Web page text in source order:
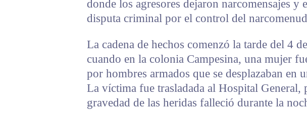
donde los agresores dejaron narcomensajes y
disputa criminal por el control del
La cadena de hechos comenzó la tarde del 4
cuando en la colonia Campesina, una mujer
por hombres armados que se desplazaban en
La víctima fue trasladada al Hospital General,
gravedad de las heridas falleció durante la